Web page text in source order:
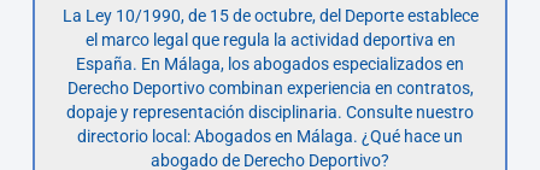
La Ley 10/1990, de 15 de octubre, del Deporte establece
el marco legal que regula la actividad deportiva en
España. En Málaga, los abogados especializados en
Derecho Deportivo combinan experiencia en contratos,
dopaje y representación disciplinaria. Consulte nuestro
directorio local: Abogados en Málaga. ¿Qué hace un
abogado de Derecho Deportivo?